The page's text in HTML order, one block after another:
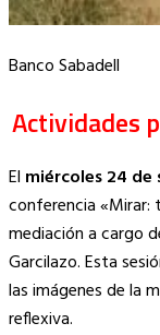
Banco Sabadell
Actividades
El miércoles 24
conferencia «Mirar:
mediación a cargo
Garcilazo. Esta
las imágenes de la
reflexiva.